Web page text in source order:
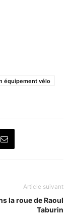
équipement vélo
Article suivant
la roue de Raoul
Taburin